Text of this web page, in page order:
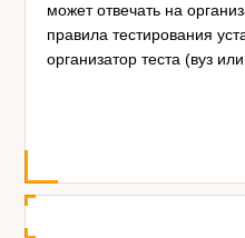
может отвечать на
правила тестирования
организатор теста (вуз